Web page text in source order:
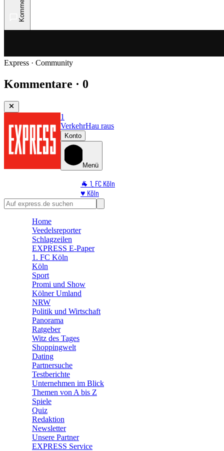
Express · Community
Kommentare · 0
1
VerkehrHau raus
Konto
Menü
🐐 1. FC Köln
♥️ Köln
⭐ Promi
🛒 Shoppingwelt
Home
Veedelsreporter
Schlagzeilen
EXPRESS E-Paper
1. FC Köln
Köln
Sport
Promi und Show
Kölner Umland
NRW
Politik und Wirtschaft
Panorama
Ratgeber
Witz des Tages
Shoppingwelt
Dating
Partnersuche
Testberichte
Unternehmen im Blick
Themen von A bis Z
Spiele
Quiz
Redaktion
Newsletter
Unsere Partner
EXPRESS Service